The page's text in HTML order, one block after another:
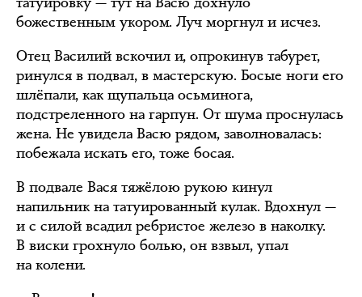
божественным укором. Луч моргнул и исчез.
Отец Василий вскочил и, опрокинув табурет,
ринулся в подвал, в мастерскую. Босые ноги его
шлёпали, как щупальца осьминога,
подстреленного на гарпун. От шума проснулась
жена. Не увидела Васю рядом, заволновалась:
побежала искать его, тоже босая.
В подвале Вася тяжёлою рукою кинул
напильник на татуированный кулак. Вдохнул —
и с силой всадил ребристое железо в наколку.
В виски грохнуло болью, он взвыл, упал
на колени.